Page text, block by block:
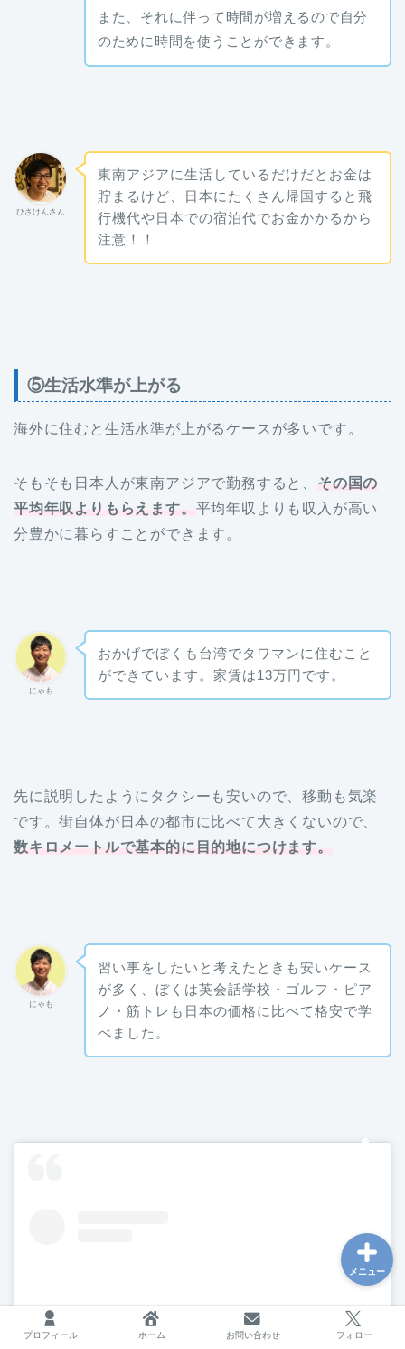
また、それに伴って時間が増えるので自分
のために時間を使うことができます。
ひさけんさん
東南アジアに生活しているだけだとお金は
貯まるけど、日本にたくさん帰国すると飛
行機代や日本での宿泊代でお金かかるから
注意！！
⑤生活水準が上がる
海外に住むと生活水準が上がるケースが多いです。
そもそも日本人が東南アジアで勤務すると、 その国の
平均年収よりもらえます。 平均年収よりも収入が高い
分豊かに暮らすことができます。
にゃも
おかげでぼくも台湾でタワマンに住むこと
ができています。家賃は13万円です。
先に説明したようにタクシーも安いので、移動も気楽
です。街自体が日本の都市に比べて大きくないので、
数キロメートルで基本的に目的地につけます。
にゃも
習い事をしたいと考えたときも安いケース
が多く、ぼくは英会話学校・ゴルフ・ピア
ノ・筋トレも日本の価格に比べて格安で学
べました。
プロフィール ホーム お問い合わせ フォロー
メニュー
台湾